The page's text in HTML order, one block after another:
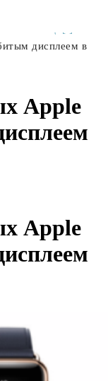
та акції[:]
дисплеем в
Apple
Apple